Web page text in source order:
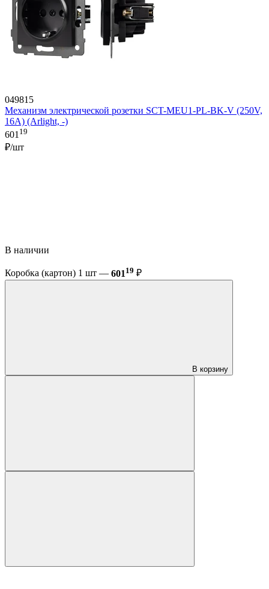
049815
Механизм электрической розетки SCT-MEU1-PL-BK-V (250V,
16A) (Arlight, -)
60119
₽/шт
В наличии
Коробка (картон) 1 шт — 601 19 ₽
В корзину